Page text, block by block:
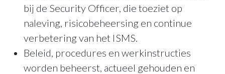
bij de Security Officer, die toeziet op
naleving, risicobeheersing en continue
verbetering van het ISMS.
Beleid, procedures en werkinstructies
worden beheerst, actueel gehouden en